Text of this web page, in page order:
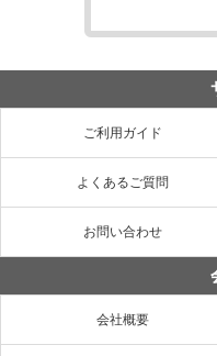
ご利用ガイド
よくあるご質問
お問い合わせ
会社概要